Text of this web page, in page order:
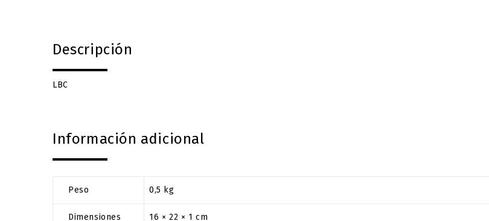
Descripción
LBC
Información adicional
Peso 0,5 kg
Dimensiones 16 × 22 × 1 cm